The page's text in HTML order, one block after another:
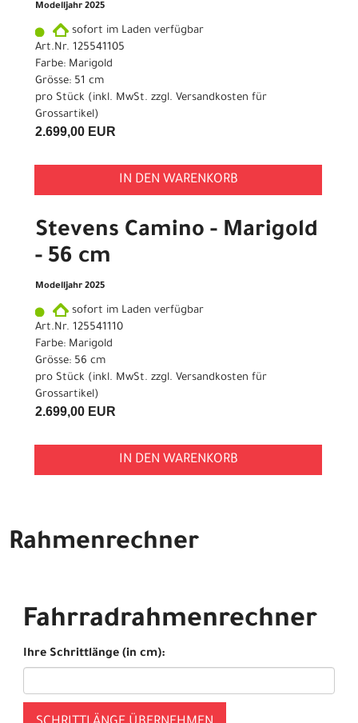
Modelljahr 2025
sofort im Laden verfügbar
Art.Nr. 125541105
Farbe: Marigold
Grösse: 51 cm
pro Stück (inkl. MwSt. zzgl. Versandkosten für
Grossartikel)
2.699,00 EUR
IN DEN WARENKORB
Stevens Camino - Marigold
- 56 cm
Modelljahr 2025
sofort im Laden verfügbar
Art.Nr. 125541110
Farbe: Marigold
Grösse: 56 cm
pro Stück (inkl. MwSt. zzgl. Versandkosten für
Grossartikel)
2.699,00 EUR
IN DEN WARENKORB
Rahmenrechner
Fahrradrahmenrechner
Ihre Schrittlänge (in cm):